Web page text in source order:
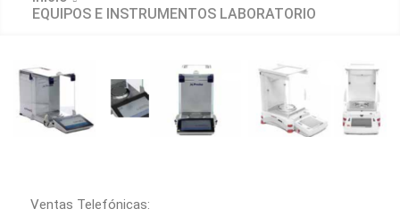
EQUIPOS E INSTRUMENTOS LABORATORIO
Ventas Telefónicas: